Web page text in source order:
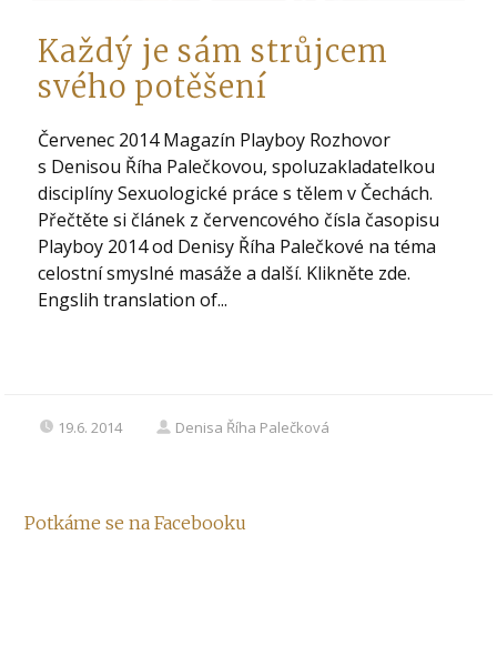
Každý je sám strůjcem
svého potěšení
Červenec 2014 Magazín Playboy Rozhovor
s Denisou Říha Palečkovou, spoluzakladatelkou
disciplíny Sexuologické práce s tělem v Čechách.
Přečtěte si článek z červencového čísla časopisu
Playboy 2014 od Denisy Říha Palečkové na téma
celostní smyslné masáže a další. Klikněte zde.
Engslih translation of...
19.6. 2014 Denisa Říha Palečková
Potkáme se na Facebooku